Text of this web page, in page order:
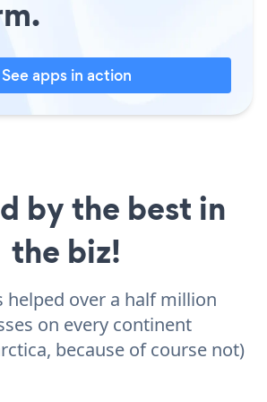
See apps in action
by the best in
the biz!
helped over a half million
on every continent
because of course not)